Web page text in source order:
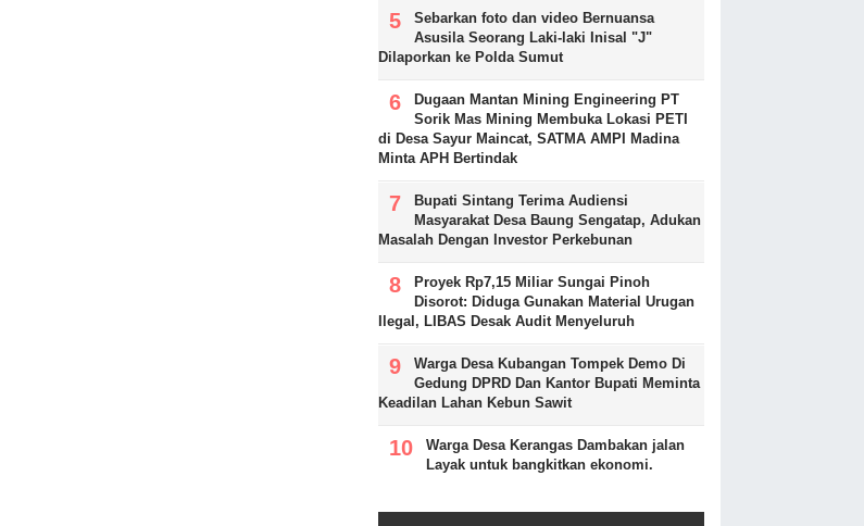
Sebarkan foto dan video Bernuansa
Asusila Seorang Laki-laki Inisal "J"
Dilaporkan ke Polda Sumut
Dugaan Mantan Mining Engineering PT
Sorik Mas Mining Membuka Lokasi PETI
di Desa Sayur Maincat, SATMA AMPI Madina
Minta APH Bertindak
Bupati Sintang Terima Audiensi
Masyarakat Desa Baung Sengatap, Adukan
Masalah Dengan Investor Perkebunan
Proyek Rp7,15 Miliar Sungai Pinoh
Disorot: Diduga Gunakan Material Urugan
Ilegal, LIBAS Desak Audit Menyeluruh
Warga Desa Kubangan Tompek Demo Di
Gedung DPRD Dan Kantor Bupati Meminta
Keadilan Lahan Kebun Sawit
Warga Desa Kerangas Dambakan jalan
Layak untuk bangkitkan ekonomi.